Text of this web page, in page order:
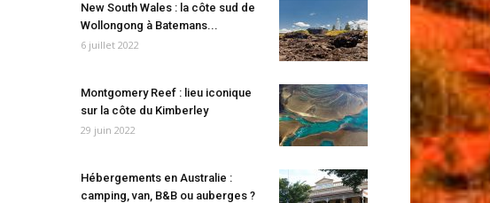
New South Wales : la côte sud de
Wollongong à Batemans...
6 juillet 2022
Montgomery Reef : lieu iconique
sur la côte du Kimberley
29 juin 2022
Hébergements en Australie :
camping, van, B&B ou auberges ?